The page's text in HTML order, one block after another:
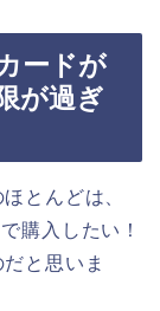
ードが
が過ぎ
とんどは、
購入したい！
と思いま